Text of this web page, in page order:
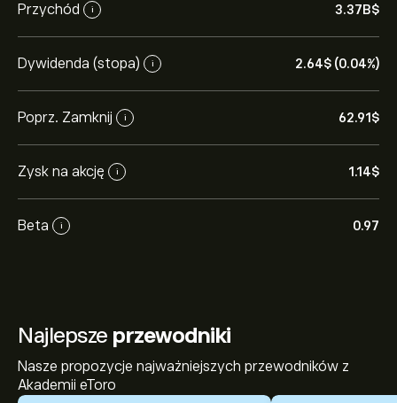
Przychód i 3.37B‎$‎
Dywidenda (stopa) i 2.64‎$‎ (0.04%)
Poprz. Zamknij i 62.91‎$‎
Zysk na akcję i 1.14‎$‎
Beta i 0.97
Najlepsze przewodniki
Nasze propozycje najważniejszych przewodników z
Akademii eToro